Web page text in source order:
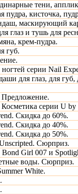
тени,
пудра, кисточка,
маскирующий
глаз и тушь для
крем-пудра.
губ.
серии Nail
для глаз, для губ,
серии U by
Скидка до 60%.
Скидка до 40%.
Скидка до 50%.
Сюрприз.
Girl 007 и
воды. Сюрприз.
White.